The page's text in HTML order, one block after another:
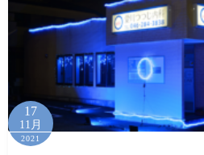
17
11月
2021